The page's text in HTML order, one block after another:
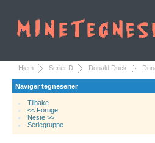
Hjem Serier D Donald Duck
Naviger tegneserier
Tilbake
<< Forrige
Neste >>
Seriegruppe